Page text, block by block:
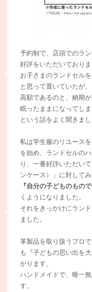
予約制で、店頭でのラ
好評をいただいておりま
お子さまのランドセル
と思って置いていたが、
高額であるのと、納期
眠ったままになってしま
という話をよく聞きまし
私は学生服のリユース
を始め、ランドセルの
り、一番好評いただい
ンケース）」に対して
『自分の子どものもの
くようになりました。
それをきっかけにラン
ました。
革製品を取り扱うプロ
も『子どもの思い出を
かります。
ハンドメイドで、唯一
す。